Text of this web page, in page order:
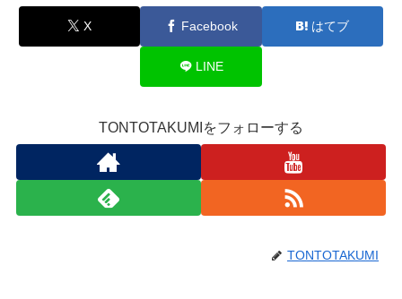
X Facebook はてブ
LINE
TONTOTAKUMIをフォローする
TONTOTAKUMI